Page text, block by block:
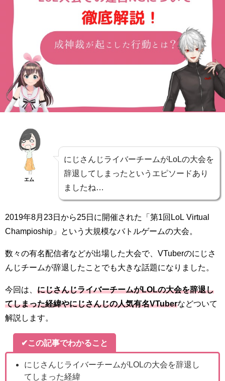
エム
にじさんじライバーチームがLoLの大会を
辞退してしまったというエピソードあり
ましたね…
2019年8月23日から25日に開催された「第1回LoL Virtual
Champioship」という大規模なバトルゲームの大会。
数々の有名配信者などが出場した大会で、VTuberのにじさ
んじチームが辞退したことでも大きな話題になりました。
今回は、 にじさんじライバーチームがLOLの大会を辞退し
てしまった経緯やにじさんじの人気有名VTuberなどついて
解説します。
✔この記事でわかること
にじさんじライバーチームがLOLの大会を辞退し
てしまった経緯